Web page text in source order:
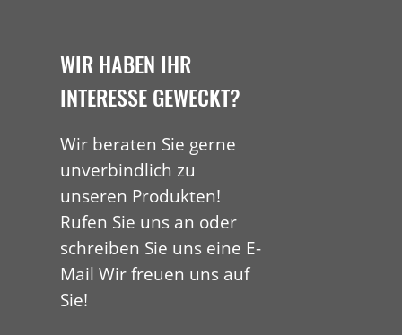
WIR HABEN IHR
INTERESSE GEWECKT?
Wir beraten Sie gerne
unverbindlich zu
unseren Produkten!
Rufen Sie uns an oder
schreiben Sie uns eine E-
Mail Wir freuen uns auf
Sie!